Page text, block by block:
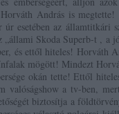
András is
úr esetében az
Skoda Superb-t , a
és ettől hiteles! Horváth
mögött! Mindezt
okán tette! Ettől
valóságshow a tv-ben,
biztosítja a